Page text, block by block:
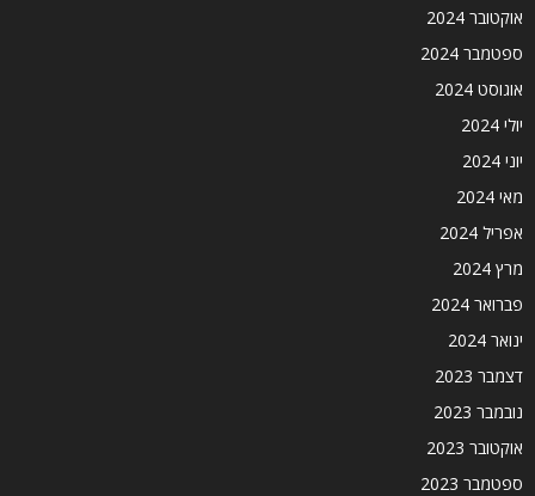
אוקטובר 2024
ספטמבר 2024
אוגוסט 2024
יולי 2024
יוני 2024
מאי 2024
אפריל 2024
מרץ 2024
פברואר 2024
ינואר 2024
דצמבר 2023
נובמבר 2023
אוקטובר 2023
ספטמבר 2023